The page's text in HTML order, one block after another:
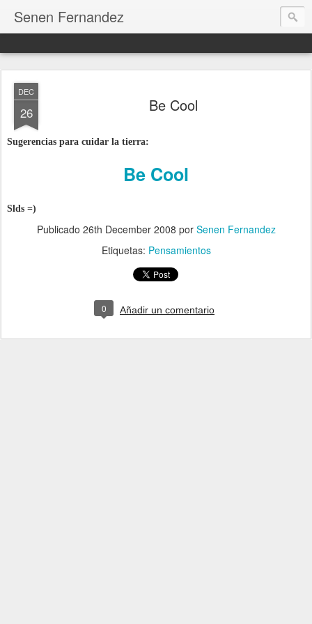
Senen Fernandez
DEC
26 Be Cool
Sugerencias para cuidar la tierra:
Be Cool
Slds =)
Publicado 26th December 2008 por Senen Fernandez
Etiquetas: Pensamientos
0 Añadir un comentario